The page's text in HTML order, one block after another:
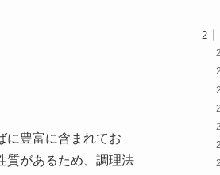
に豊富に含まれてお
質があるため、調理法